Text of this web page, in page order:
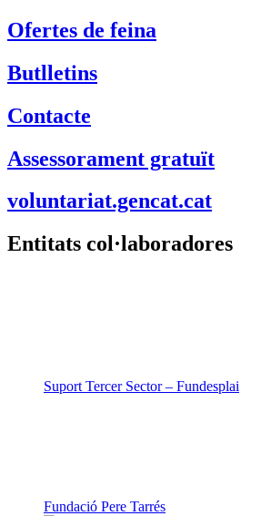
Ofertes de feina
Butlletins
Contacte
Assessorament gratuït
voluntariat.gencat.cat
Entitats col·laboradores
Suport Tercer Sector – Fundesplai
Fundació Pere Tarrés